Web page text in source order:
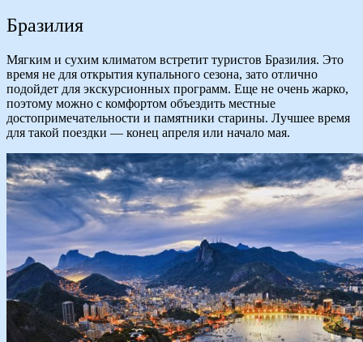
Бразилия
Мягким и сухим климатом встретит туристов Бразилия. Это
время не для открытия купального сезона, зато отлично
подойдет для экскурсионных программ. Еще не очень жарко,
поэтому можно с комфортом объездить местные
достопримечательности и памятники старины. Лучшее время
для такой поездки — конец апреля или начало мая.